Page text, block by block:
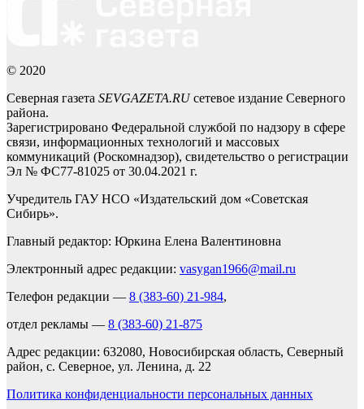
© 2020
Северная газета SEVGAZETA.RUсетевое издание Северного
района.
Зарегистрировано Федеральной службой по надзору в сфере
связи, информационных технологий и массовых
коммуникаций (Роскомнадзор), свидетельство о регистрации
Эл № ФС77-81025 от 30.04.2021 г.
Учредитель ГАУ НСО «Издательский дом «Советская
Сибирь».
Главный редактор: Юркина Елена Валентиновна
Электронный адрес редакции: vasygan1966@mail.ru
Телефон редакции — 8 (383-60) 21-984,
отдел рекламы — 8 (383-60) 21-875
Адрес редакции: 632080, Новосибирская область, Северный
район, с. Северное, ул. Ленина, д. 22
Политика конфиденциальности персональных данных